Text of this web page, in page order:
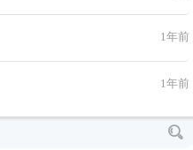
1年前
1年前